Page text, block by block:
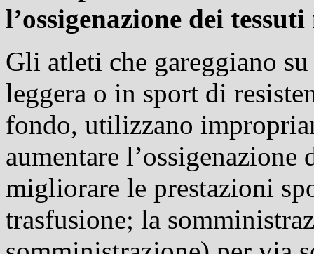
l’ossigenazione dei
Gli atleti che gareggiano
leggera o in sport di
fondo, utilizzano
aumentare
migliorare le prestazioni
trasfusione; la